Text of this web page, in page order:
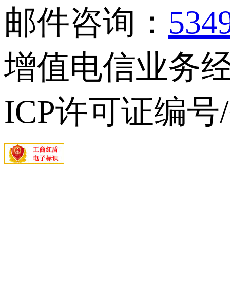
邮件咨询：
增值电信业务
ICP许可证编号